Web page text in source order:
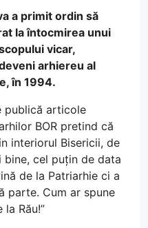
a primit ordin să
la întocmirea unui
vicar,
arhiereu al
în 1994.
publică articole
BOR pretind că
interiorul Bisericii, de
bine, cel puțin de data
de la Patriarhie ci a
parte. Cum ar spune
la Rău!”